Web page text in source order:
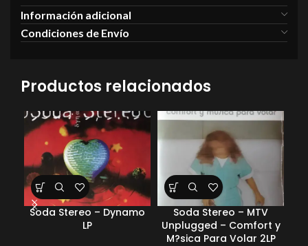
Información adicional
Condiciones de Envío
Productos relacionados
Soda Stereo – Dynamo
LP
Soda Stereo – MTV
Unplugged – Comfort y
M?sica Para Volar 2LP